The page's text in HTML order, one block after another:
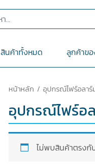
สินค้าทั้งหมด ลูกค้าขอ
หน้าหลัก / อุปกรณ์ไฟร์อลาร์
อุปกรณ์ไฟร์อ
ไม่พบสินค้าตรง